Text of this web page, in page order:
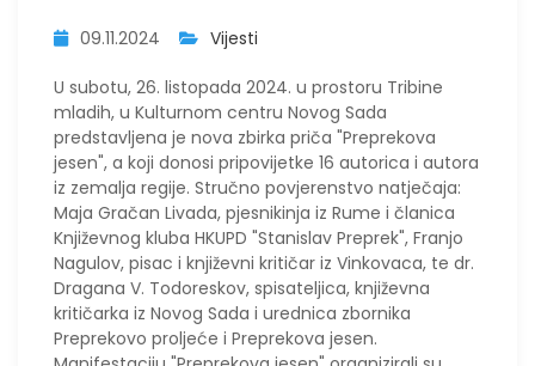
09.11.2024 Vijesti
U subotu, 26. listopada 2024. u prostoru Tribine
mladih, u Kulturnom centru Novog Sada
predstavljena je nova zbirka priča "Preprekova
jesen", a koji donosi pripovijetke 16 autorica i autora
iz zemalja regije. Stručno povjerenstvo natječaja:
Maja Gračan Livada, pjesnikinja iz Rume i članica
Književnog kluba HKUPD "Stanislav Preprek", Franjo
Nagulov, pisac i književni kritičar iz Vinkovaca, te dr.
Dragana V. Todoreskov, spisateljica, književna
kritičarka iz Novog Sada i urednica zbornika
Preprekovo proljeće i Preprekova jesen.